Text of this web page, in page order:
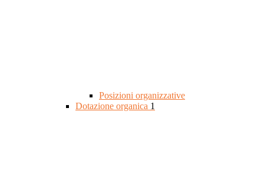
Posizioni organizzative
Dotazione organica 1